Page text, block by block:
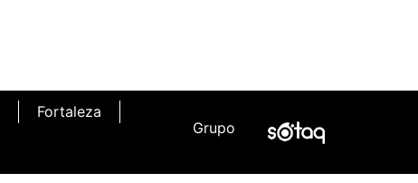
Fortaleza
Grupo